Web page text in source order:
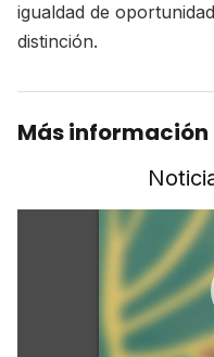
igualdad de
distinción.
Más información